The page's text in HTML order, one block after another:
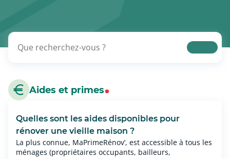
Aides et primes
Quelles sont les aides disponibles pour
rénover une vieille maison ?
La plus connue, MaPrimeRénov’, est accessible à tous les
ménages (propriétaires occupants, bailleurs,